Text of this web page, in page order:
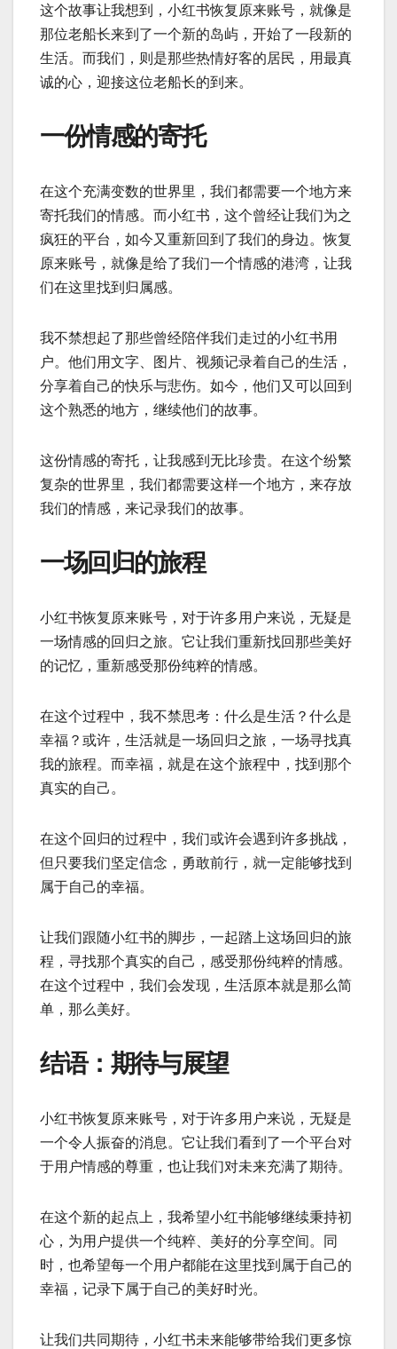
这个故事让我想到，小红书恢复原来账号，就像是
那位老船长来到了一个新的岛屿，开始了一段新的
生活。而我们，则是那些热情好客的居民，用最真
诚的心，迎接这位老船长的到来。
一份情感的寄托
在这个充满变数的世界里，我们都需要一个地方来
寄托我们的情感。而小红书，这个曾经让我们为之
疯狂的平台，如今又重新回到了我们的身边。恢复
原来账号，就像是给了我们一个情感的港湾，让我
们在这里找到归属感。
我不禁想起了那些曾经陪伴我们走过的小红书用
户。他们用文字、图片、视频记录着自己的生活，
分享着自己的快乐与悲伤。如今，他们又可以回到
这个熟悉的地方，继续他们的故事。
这份情感的寄托，让我感到无比珍贵。在这个纷繁
复杂的世界里，我们都需要这样一个地方，来存放
我们的情感，来记录我们的故事。
一场回归的旅程
小红书恢复原来账号，对于许多用户来说，无疑是
一场情感的回归之旅。它让我们重新找回那些美好
的记忆，重新感受那份纯粹的情感。
在这个过程中，我不禁思考：什么是生活？什么是
幸福？或许，生活就是一场回归之旅，一场寻找真
我的旅程。而幸福，就是在这个旅程中，找到那个
真实的自己。
在这个回归的过程中，我们或许会遇到许多挑战，
但只要我们坚定信念，勇敢前行，就一定能够找到
属于自己的幸福。
让我们跟随小红书的脚步，一起踏上这场回归的旅
程，寻找那个真实的自己，感受那份纯粹的情感。
在这个过程中，我们会发现，生活原本就是那么简
单，那么美好。
结语：期待与展望
小红书恢复原来账号，对于许多用户来说，无疑是
一个令人振奋的消息。它让我们看到了一个平台对
于用户情感的尊重，也让我们对未来充满了期待。
在这个新的起点上，我希望小红书能够继续秉持初
心，为用户提供一个纯粹、美好的分享空间。同
时，也希望每一个用户都能在这里找到属于自己的
幸福，记录下属于自己的美好时光。
让我们共同期待，小红书未来能够带给我们更多惊